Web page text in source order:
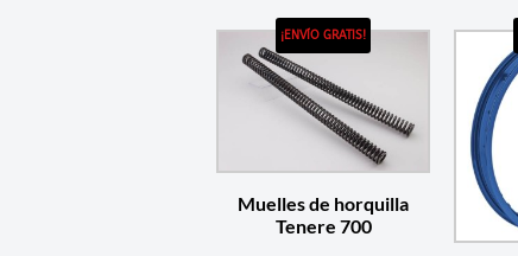
¡ENVÍO GRATIS!
Muelles de horquilla
Tenere 700